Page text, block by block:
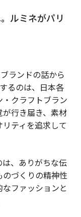
ルミネがパリ
ランドの話から
るのは、日本各
クラフトブラン
行き届き、素材
ティを追求して
、ありがちな伝
づくりの精神性
ファッションと